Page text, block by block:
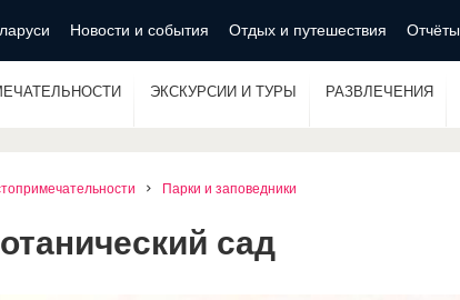
Новости и события Отдых и путешествия Отчёты
ЭКСКУРСИИ И ТУРЫ РАЗВЛЕЧЕНИЯ
Парки и заповедники
сад